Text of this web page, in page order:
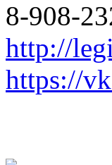
8-908-
http://
https://